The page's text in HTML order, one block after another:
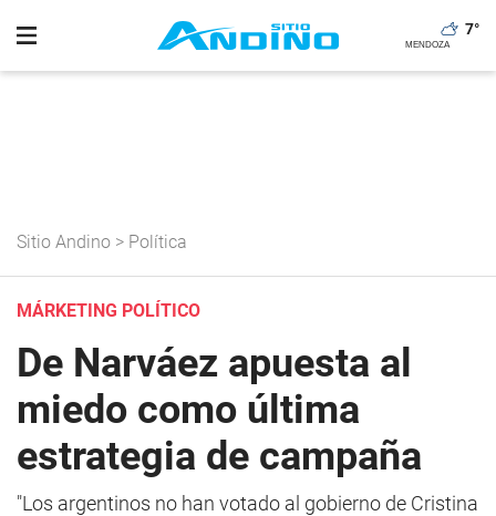
7°
Sitio Andino > Política
MÁRKETING POLÍTICO
De Narváez apuesta al
miedo como última
estrategia de campaña
"Los argentinos no han votado al gobierno de Cristina